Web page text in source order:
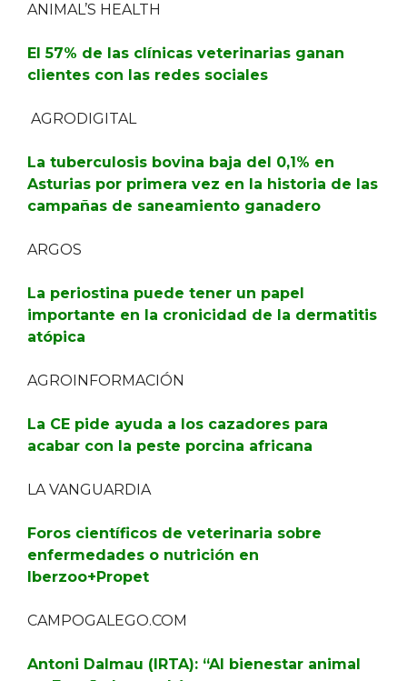
ANIMAL’S HEALTH
El 57% de las clínicas veterinarias ganan
clientes con las redes sociales
AGRODIGITAL
La tuberculosis bovina baja del 0,1% en
Asturias por primera vez en la historia de las
campañas de saneamiento ganadero
ARGOS
La periostina puede tener un papel
importante en la cronicidad de la dermatitis
atópica
AGROINFORMACIÓN
La CE pide ayuda a los cazadores para
acabar con la peste porcina africana
LA VANGUARDIA
Foros científicos de veterinaria sobre
enfermedades o nutrición en
Iberzoo+Propet
CAMPOGALEGO.COM
Antoni Dalmau (IRTA): “Al bienestar animal